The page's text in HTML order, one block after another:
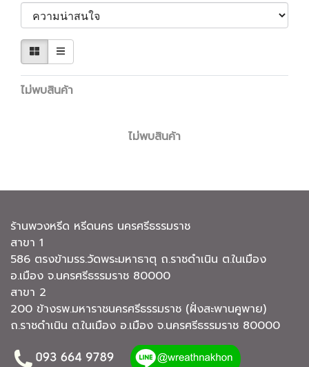
ไม่พบสินค้า
ไม่พบสินค้า
ร้านพวงหรีด หรีดนคร นครศรีธรรมราช
สาขา 1
586 ตรงข้ามรร.วัดพระมหาธาตุ ถ.ราชดำเนิน ต.ในเมือง
อ.เมือง จ.นครศรีธรรมราช 80000
สาขา 2
200 ข้างรพ.มหาราชนครศรีธรรมราช (ฝั่งสะพานคูพาย)
ถ.ราชดำเนิน ต.ในเมือง อ.เมือง จ.นครศรีธรรมราช 80000